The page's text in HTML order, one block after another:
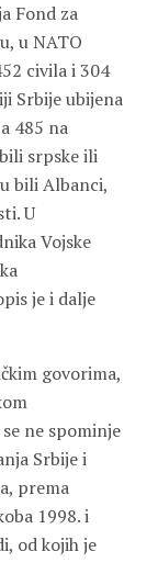
Fond za
u NATO
civila i 304
Srbije ubijena
485 na
srpske ili
bili Albanci,
U
Vojske
je i dalje
govorima,
ne spominje
Srbije i
prema
1998. i
od kojih je